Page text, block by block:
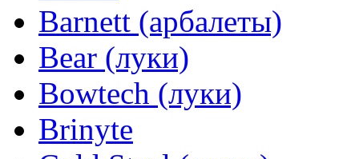
Barnett (арбалеты)
Bear (луки)
Bowtech (луки)
Brinyte